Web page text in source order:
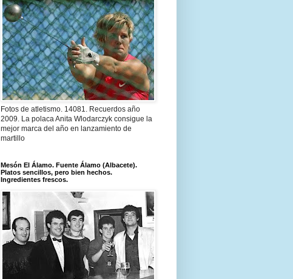
Fotos de atletismo. 14081. Recuerdos año
2009. La polaca Anita Wlodarczyk consigue la
mejor marca del año en lanzamiento de
martillo
Mesón El Álamo. Fuente Álamo (Albacete).
Platos sencillos, pero bien hechos.
Ingredientes frescos.